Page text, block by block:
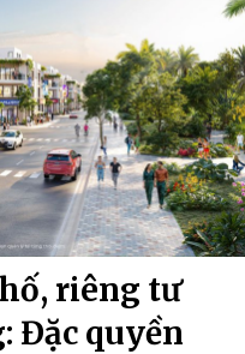
riêng tư
Đặc quyền